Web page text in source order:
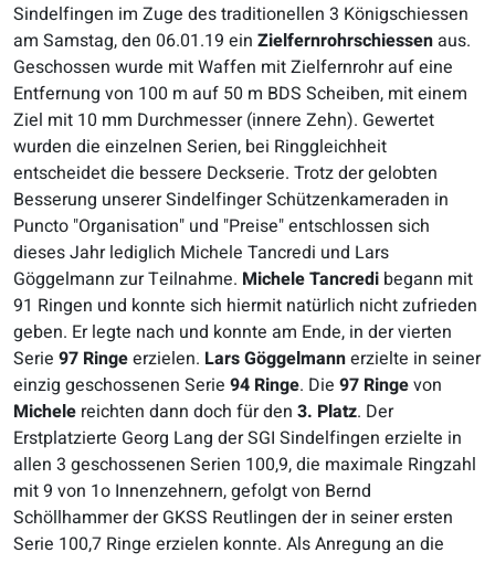
Sindelfingen im Zuge des traditionellen 3 Königschiessen
am Samstag, den 06.01.19 ein Zielfernrohrschiessenaus.
Geschossen wurde mit Waffen mit Zielfernrohr auf eine
Entfernung von 100 m auf 50 m BDS Scheiben, mit einem
Ziel mit 10 mm Durchmesser (innere Zehn). Gewertet
wurden die einzelnen Serien, bei Ringgleichheit
entscheidet die bessere Deckserie. Trotz der gelobten
Besserung unserer Sindelfinger Schützenkameraden in
Puncto "Organisation" und "Preise" entschlossen sich
dieses Jahr lediglich Michele Tancredi und Lars
Göggelmann zur Teilnahme. Michele Tancredi begann mit
91 Ringen und konnte sich hiermit natürlich nicht zufrieden
geben. Er legte nach und konnte am Ende, in der vierten
Serie 97 Ringeerzielen. Lars Göggelmannerzielte in seiner
einzig geschossenen Serie 94 Ringe. Die 97 Ringevon
Michele reichten dann doch für den 3. Platz. Der
Erstplatzierte Georg Lang der SGI Sindelfingen erzielte in
allen 3 geschossenen Serien 100,9, die maximale Ringzahl
mit 9 von 1o Innenzehnern, gefolgt von Bernd
Schöllhammer der GKSS Reutlingen der in seiner ersten
Serie 100,7 Ringe erzielen konnte. Als Anregung an die